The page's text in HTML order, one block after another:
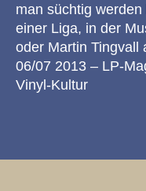
man süchtig
einer Liga, in der
oder Martin Tingvall
06/07 2013 – LP-
Vinyl-Kultur